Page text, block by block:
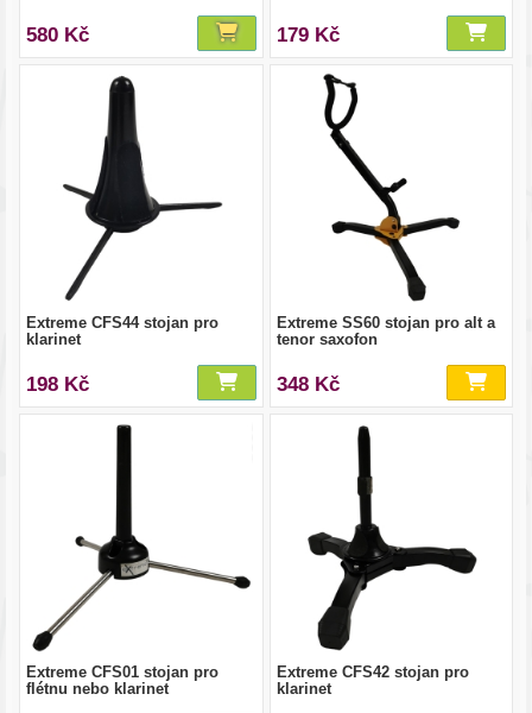
580 Kč 179 Kč
Extreme CFS44 stojan pro
klarinet
198 Kč
Extreme SS60 stojan pro alt a
tenor saxofon
348 Kč
Extreme CFS01 stojan pro
flétnu nebo klarinet
Extreme CFS42 stojan pro
klarinet